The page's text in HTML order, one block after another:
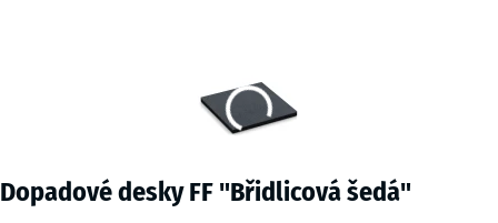
Dopadové desky FF "Břidlicová šedá"